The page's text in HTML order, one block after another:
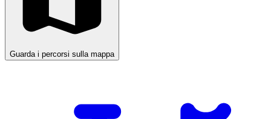
Guarda i percorsi sulla mappa